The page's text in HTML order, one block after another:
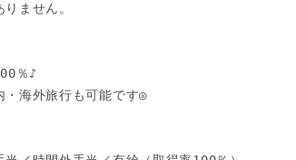
りません。
％♪
海外旅行も可能です◎